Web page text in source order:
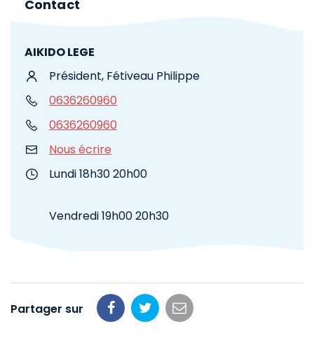
Contact
AIKIDO LEGE
Président, Fétiveau Philippe
0636260960
0636260960
Nous écrire
Lundi 18h30 20h00
Vendredi 19h00 20h30
Partager sur
Partager
PartagerPartager